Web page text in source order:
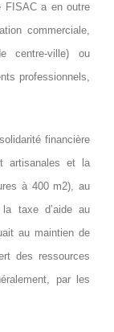
FISAC a en outre
commerciale,
centre-ville) ou
professionnels,
financière
artisanales et la
à 400 m2), au
la taxe d’aide au
au maintien de
des ressources
par les